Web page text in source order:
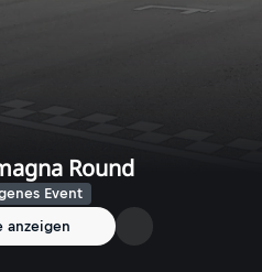
Round
Event
anzeigen